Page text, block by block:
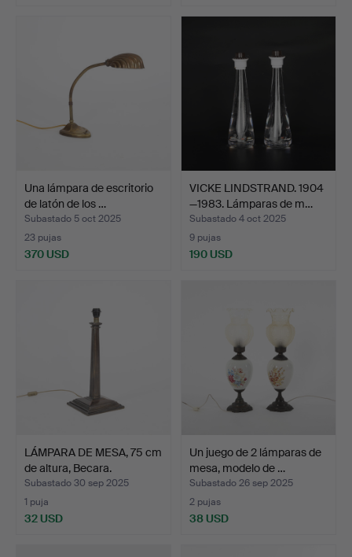
Una lámpara de escritorio
de latón de los …
Subastado 5 oct 2025
23 pujas
370 USD
VICKE LINDSTRAND. 1904
—1983. Lámparas de m…
Subastado 4 oct 2025
9 pujas
190 USD
LÁMPARA DE MESA, 75 cm
de altura, Becara.
Subastado 30 sep 2025
1 puja
32 USD
Un juego de 2 lámparas de
mesa, modelo de …
Subastado 26 sep 2025
2 pujas
38 USD